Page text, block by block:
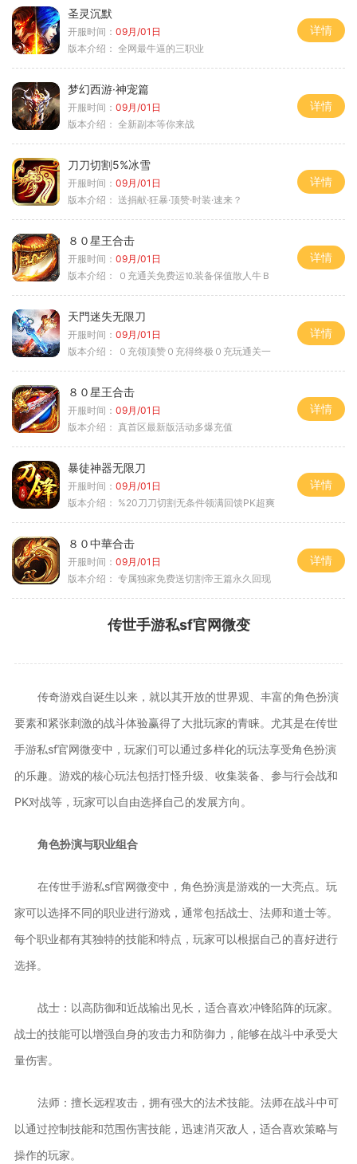
圣灵沉默
开服时间： 09月/01日
版本介绍： 全网最牛逼的三职业
详情
梦幻西游·神宠篇
开服时间： 09月/01日
版本介绍： 全新副本等你来战
详情
刀刀切割5%冰雪
开服时间： 09月/01日
版本介绍： 送捐献·狂暴·顶赞·时装·速来？
详情
８０星王合击
开服时间： 09月/01日
版本介绍：
０充通关免费运⒑装备保值散人牛Ｂ
详情
天門迷失无限刀
开服时间： 09月/01日
版本介绍：
０充领顶赞０充得终极０充玩通关一
详情
８０星王合击
开服时间： 09月/01日
版本介绍： 真首区最新版活动多爆充值
详情
暴徒神器无限刀
开服时间： 09月/01日
版本介绍： %20刀刀切割无条件领满回馈PK超爽
详情
８０中華合击
开服时间： 09月/01日
版本介绍： 专属独家免费送切割帝王篇永久回现
详情
传世手游私sf官网微变
传奇游戏自诞生以来，就以其开放的世界观、丰富的角色扮演
要素和紧张刺激的战斗体验赢得了大批玩家的青睐。尤其是在传世
手游私sf官网微变中，玩家们可以通过多样化的玩法享受角色扮演
的乐趣。游戏的核心玩法包括打怪升级、收集装备、参与行会战和
PK对战等，玩家可以自由选择自己的发展方向。
角色扮演与职业组合
在传世手游私sf官网微变中，角色扮演是游戏的一大亮点。玩
家可以选择不同的职业进行游戏，通常包括战士、法师和道士等。
每个职业都有其独特的技能和特点，玩家可以根据自己的喜好进行
选择。
战士：以高防御和近战输出见长，适合喜欢冲锋陷阵的玩家。
战士的技能可以增强自身的攻击力和防御力，能够在战斗中承受大
量伤害。
法师：擅长远程攻击，拥有强大的法术技能。法师在战斗中可
以通过控制技能和范围伤害技能，迅速消灭敌人，适合喜欢策略与
操作的玩家。